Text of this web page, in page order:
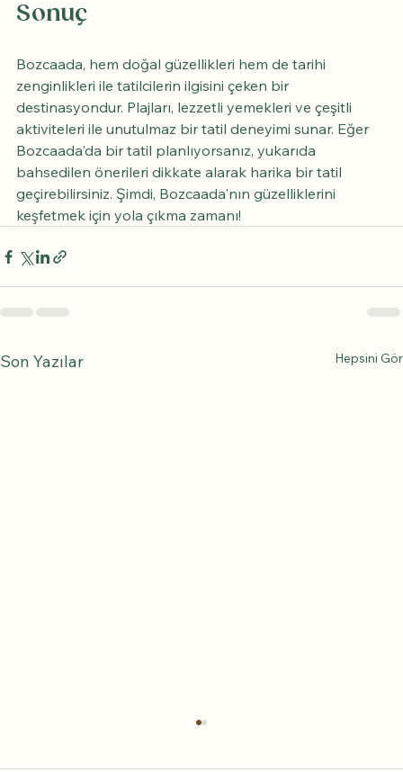
Sonuç
Bozcaada, hem doğal güzellikleri hem de tarihi
zenginlikleri ile tatilcilerin ilgisini çeken bir
destinasyondur. Plajları, lezzetli yemekleri ve çeşitli
aktiviteleri ile unutulmaz bir tatil deneyimi sunar. Eğer
Bozcaada'da bir tatil planlıyorsanız, yukarıda
bahsedilen önerileri dikkate alarak harika bir tatil
geçirebilirsiniz. Şimdi, Bozcaada'nın güzelliklerini
keşfetmek için yola çıkma zamanı!
Son Yazılar Hepsini Gör